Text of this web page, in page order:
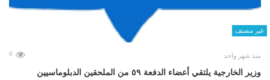
غير مصنف
منذ شهر واحد 0
وزير الخارجية يلتقي أعضاء الدفعة ٥٩ من الملحقين الدبلوماسيين